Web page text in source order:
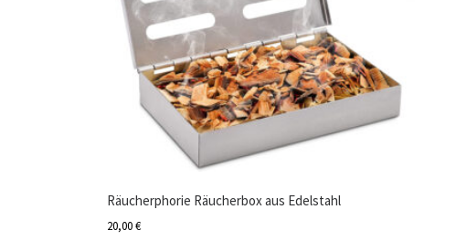
Räucherphorie Räucherbox aus Edelstahl
20,00€